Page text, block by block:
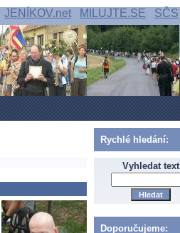
JENÍKOV.net MILUJTE.SE SČS
Rychlé hledání:
Vyhledat text
Doporučujeme: